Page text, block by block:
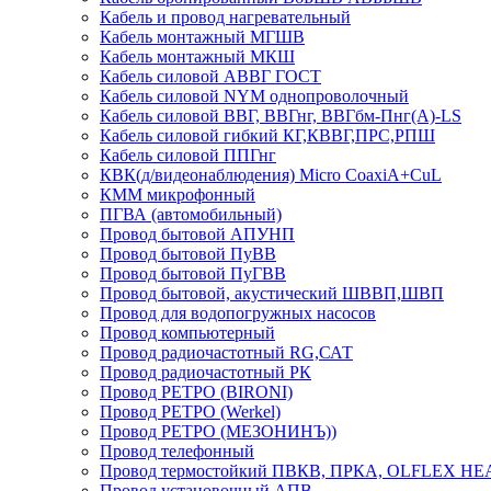
Кабель и провод нагревательный
Кабель монтажный МГШВ
Кабель монтажный МКШ
Кабель силовой АВВГ ГОСТ
Кабель силовой NYM однопроволочный
Кабель силовой ВВГ, ВВГнг, ВВГбм-Пнг(А)-LS
Кабель силовой гибкий КГ,КВВГ,ПРС,РПШ
Кабель силовой ППГнг
КВК(д/видеонаблюдения) Micro CoaxiA+CuL
КММ микрофонный
ПГВА (автомобильный)
Провод бытовой АПУНП
Провод бытовой ПуВВ
Провод бытовой ПуГВВ
Провод бытовой, акустический ШВВП,ШВП
Провод для водопогружных насосов
Провод компьютерный
Провод радиочастотный RG,САТ
Провод радиочастотный РК
Провод РЕТРО (BIRONI)
Провод РЕТРО (Werkel)
Провод РЕТРО (МЕЗОНИНЪ))
Провод телефонный
Провод термостойкий ПВКВ, ПРКА, OLFLEX